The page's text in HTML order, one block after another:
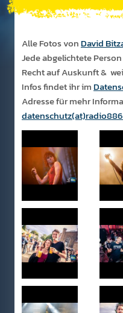
Alle Fotos von David
Jede abgelichtete
Recht auf Auskunft &
Infos findet ihr im
Adresse für mehr